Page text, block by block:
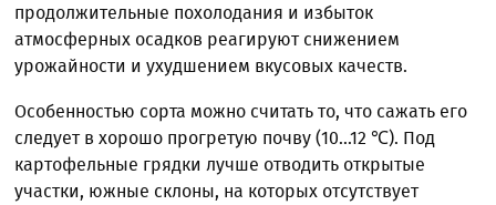
продолжительные похолодания и избыток
атмосферных осадков реагируют снижением
урожайности и ухудшением вкусовых качеств.
Особенностью сорта можно считать то, что сажать его
следует в хорошо прогретую почву (10...12 ℃). Под
картофельные грядки лучше отводить открытые
участки, южные склоны, на которых отсутствует